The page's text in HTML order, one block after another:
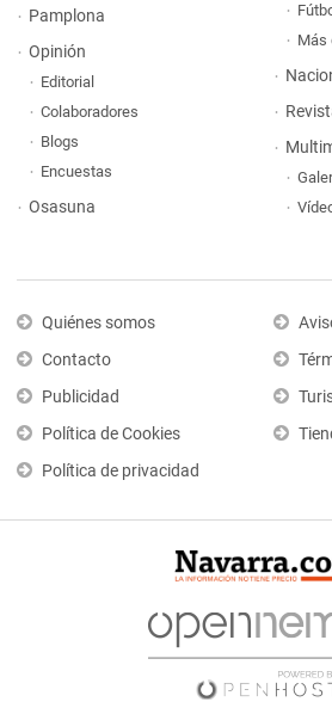
Pamplona
Opinión
Editorial
Colaboradores
Blogs
Encuestas
Osasuna
Más
Quiénes somos
Contacto
Publicidad
Política de Cookies
Política de privacidad